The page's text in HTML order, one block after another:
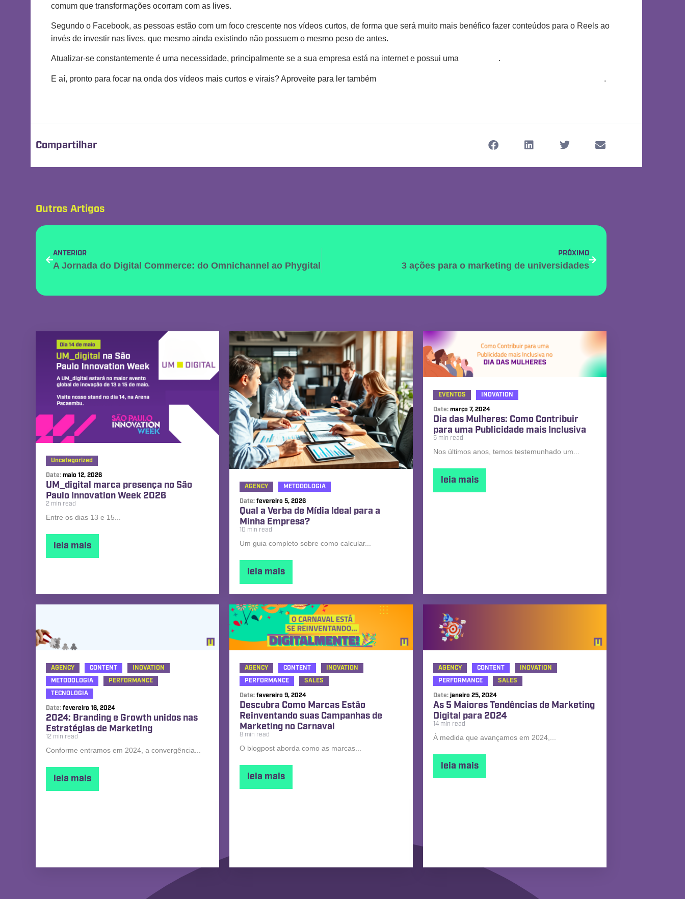
comum que transformações ocorram com as lives.
Segundo o Facebook, as pessoas estão com um foco crescente nos vídeos curtos, de forma que será muito mais benéfico fazer conteúdos para o Reels ao
invés de investir nas lives, que mesmo ainda existindo não possuem o mesmo peso de antes.
Atualizar-se constantemente é uma necessidade, principalmente se a sua empresa está na internet e possui uma .
E aí, pronto para focar na onda dos vídeos mais curtos e virais? Aproveite para ler também .
Compartilhar
Outros Artigos
ANTERIOR
A Jornada do Digital Commerce: do Omnichannel ao Phygital
PRÓXIMO
3 ações para o marketing de universidades
Uncategorized
Date: maio 12, 2026
UM_digital marca presença no São
Paulo Innovation Week 2026
2 min read
Entre os dias 13 e 15...
leia mais
AGENCY
METODOLOGIA
Date: fevereiro 5, 2026
Qual a Verba de Mídia Ideal para a
Minha Empresa?
10 min read
Um guia completo sobre como calcular...
leia mais
EVENTOS
INOVATION
Date: março 7, 2024
Dia das Mulheres: Como Contribuir
para uma Publicidade mais Inclusiva
5 min read
Nos últimos anos, temos testemunhado um...
leia mais
AGENCY CONTENT
INOVATION
METODOLOGIA
PERFORMANCE
TECNOLOGIA
Date: fevereiro 16, 2024
2024: Branding e Growth unidos nas
Estratégias de Marketing
12 min read
Conforme entramos em 2024, a convergência...
leia mais
AGENCY CONTENT
INOVATION
PERFORMANCE
SALES
Date: fevereiro 9, 2024
Descubra Como Marcas Estão
Reinventando suas Campanhas de
Marketing no Carnaval
8 min read
O blogpost aborda como as marcas...
leia mais
AGENCY CONTENT
INOVATION
PERFORMANCE
SALES
Date:janeiro 25, 2024
As 5 Maiores Tendências de Marketing
Digital para 2024
14 min read
À medida que avançamos em 2024,...
leia mais